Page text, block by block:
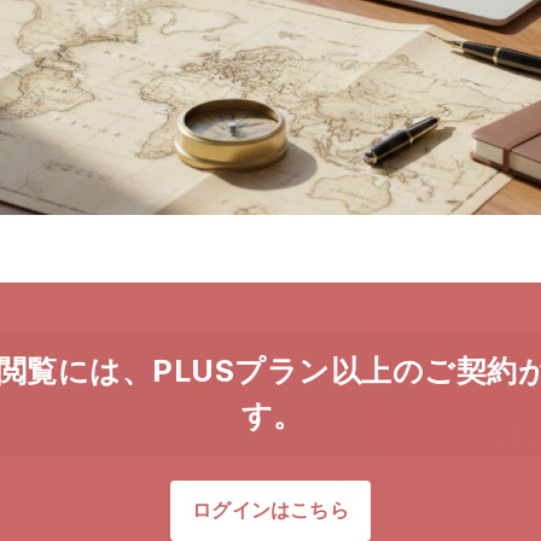
覧には、PLUSプラン以上のご契約
す。
ログインはこちら